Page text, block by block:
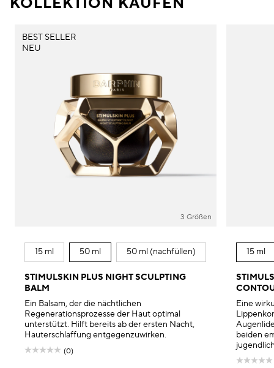
BEST SELLER
NEU
3 Größen
15 ml 50 ml 50 ml (nachfüllen)
STIMULSKIN PLUS NIGHT SCULPTING
BALM
Ein Balsam, der die nächtlichen
Regenerationsprozesse der Haut optimal
unterstützt. Hilft bereits ab der ersten Nacht,
Hauterschlaffung entgegenzuwirken.
(0)
15 ml
Eine
beiden